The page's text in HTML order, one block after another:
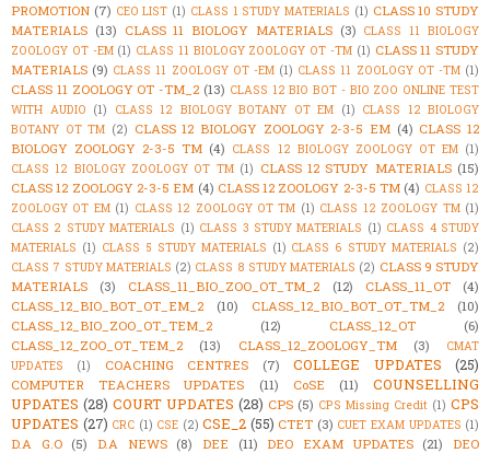
PROMOTION (7) CEO LIST (1) CLASS 1 STUDY MATERIALS (1) CLASS 10 STUDY
MATERIALS (13) CLASS 11 BIOLOGY MATERIALS (3) CLASS 11 BIOLOGY
ZOOLOGY OT -EM (1) CLASS 11 BIOLOGY ZOOLOGY OT -TM (1) CLASS 11 STUDY
MATERIALS (9) CLASS 11 ZOOLOGY OT -EM (1) CLASS 11 ZOOLOGY OT -TM (1)
CLASS 11 ZOOLOGY OT -TM_2 (13) CLASS 12 BIO BOT - BIO ZOO ONLINE TEST
WITH AUDIO (1) CLASS 12 BIOLOGY BOTANY OT EM (1) CLASS 12 BIOLOGY
BOTANY OT TM (2) CLASS 12 BIOLOGY ZOOLOGY 2-3-5 EM (4) CLASS 12
BIOLOGY ZOOLOGY 2-3-5 TM (4) CLASS 12 BIOLOGY ZOOLOGY OT EM (1)
CLASS 12 BIOLOGY ZOOLOGY OT TM (1) CLASS 12 STUDY MATERIALS (15)
CLASS 12 ZOOLOGY 2-3-5 EM (4) CLASS 12 ZOOLOGY 2-3-5 TM (4) CLASS 12
ZOOLOGY OT EM (1) CLASS 12 ZOOLOGY OT TM (1) CLASS 12 ZOOLOGY TM (1)
CLASS 2 STUDY MATERIALS (1) CLASS 3 STUDY MATERIALS (1) CLASS 4 STUDY
MATERIALS (1) CLASS 5 STUDY MATERIALS (1) CLASS 6 STUDY MATERIALS (2)
CLASS 7 STUDY MATERIALS (2) CLASS 8 STUDY MATERIALS (2) CLASS 9 STUDY
MATERIALS
(3) CLASS_11_BIO_ZOO_OT_TM_2 (12) CLASS_11_OT
(4)
CLASS_12_BIO_BOT_OT_EM_2
(10) CLASS_12_BIO_BOT_OT_TM_2
(10)
CLASS_12_BIO_ZOO_OT_TEM_2
(12) CLASS_12_OT
(6)
CLASS_12_ZOO_OT_TEM_2
(13) CLASS_12_ZOOLOGY_TM (3)
CMAT
UPDATES
(1) COACHING CENTRES (7) COLLEGE UPDATES (25)
COMPUTER TEACHERS UPDATES (11) CoSE (11)
COUNSELLING
UPDATES (28) COURT UPDATES (28) CPS (5) CPS Missing Credit (1) CPS
UPDATES (27) CRC (1) CSE (2) CSE_2 (55) CTET (3) CUET EXAM UPDATES (1)
D.A G.O (5) D.A NEWS (8) DEE (11) DEO EXAM UPDATES (21)
DEO